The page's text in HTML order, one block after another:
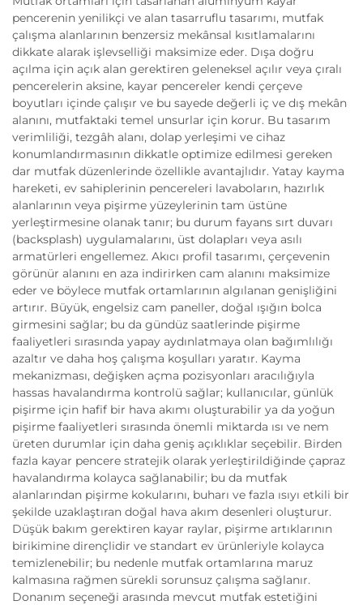
pencerenin yenilikçi ve alan tasarruflu tasarımı, mutfak
çalışma alanlarının benzersiz mekânsal kısıtlamalarını
dikkate alarak işlevselliği maksimize eder. Dışa doğru
açılma için açık alan gerektiren geleneksel açılır veya çıralı
pencerelerin aksine, kayar pencereler kendi çerçeve
boyutları içinde çalışır ve bu sayede değerli iç ve dış mekân
alanını, mutfaktaki temel unsurlar için korur. Bu tasarım
verimliliği, tezgâh alanı, dolap yerleşimi ve cihaz
konumlandırmasının dikkatle optimize edilmesi gereken
dar mutfak düzenlerinde özellikle avantajlıdır. Yatay kayma
hareketi, ev sahiplerinin pencereleri lavaboların, hazırlık
alanlarının veya pişirme yüzeylerinin tam üstüne
yerleştirmesine olanak tanır; bu durum fayans sırt duvarı
(backsplash) uygulamalarını, üst dolapları veya asılı
armatürleri engellemez. Akıcı profil tasarımı, çerçevenin
görünür alanını en aza indirirken cam alanını maksimize
eder ve böylece mutfak ortamlarının algılanan genişliğini
artırır. Büyük, engelsiz cam paneller, doğal ışığın bolca
girmesini sağlar; bu da gündüz saatlerinde pişirme
faaliyetleri sırasında yapay aydınlatmaya olan bağımlılığı
azaltır ve daha hoş çalışma koşulları yaratır. Kayma
mekanizması, değişken açma pozisyonları aracılığıyla
hassas havalandırma kontrolü sağlar; kullanıcılar, günlük
pişirme için hafif bir hava akımı oluşturabilir ya da yoğun
pişirme faaliyetleri sırasında önemli miktarda ısı ve nem
üreten durumlar için daha geniş açıklıklar seçebilir. Birden
fazla kayar pencere stratejik olarak yerleştirildiğinde çapraz
havalandırma kolayca sağlanabilir; bu da mutfak
alanlarından pişirme kokularını, buharı ve fazla ısıyı etkili bir
şekilde uzaklaştıran doğal hava akım desenleri oluşturur.
Düşük bakım gerektiren kayar raylar, pişirme artıklarının
birikimine dirençlidir ve standart ev ürünleriyle kolayca
temizlenebilir; bu nedenle mutfak ortamlarına maruz
kalmasına rağmen sürekli sorunsuz çalışma sağlanır.
Donanım seçeneği arasında mevcut mutfak estetiğini